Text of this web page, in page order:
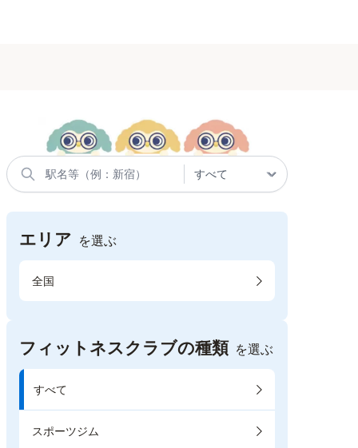
エリア を選ぶ
全国
フィットネスクラブの種類 を選ぶ
すべて
スポーツジム